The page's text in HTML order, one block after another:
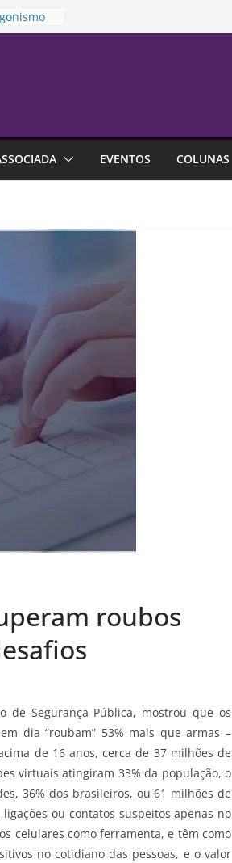
de
EVENTOS COLUNAS
roubos
de Segurança Pública, mostrou que os
dia “roubam” 53% mais que armas –
de 16 anos, cerca de 37 milhões de
virtuais atingiram 33% da população, o
36% dos brasileiros, ou 61 milhões de
ou contatos suspeitos apenas no
celulares como ferramenta, e têm como
no cotidiano das pessoas, e o valor